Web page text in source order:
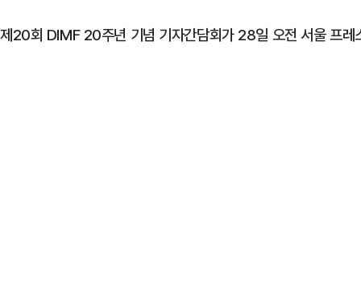
제20회 DIMF 20주년 기념 기자간담회가 28일 오전 서울 프레